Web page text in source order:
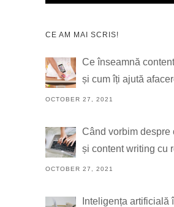
CE AM MAI SCRIS!
Ce înseamnă
și cum îți ajută
OCTOBER 27, 2021
Când vorbim despre
și content writing cu
OCTOBER 27, 2021
Inteligența artificială